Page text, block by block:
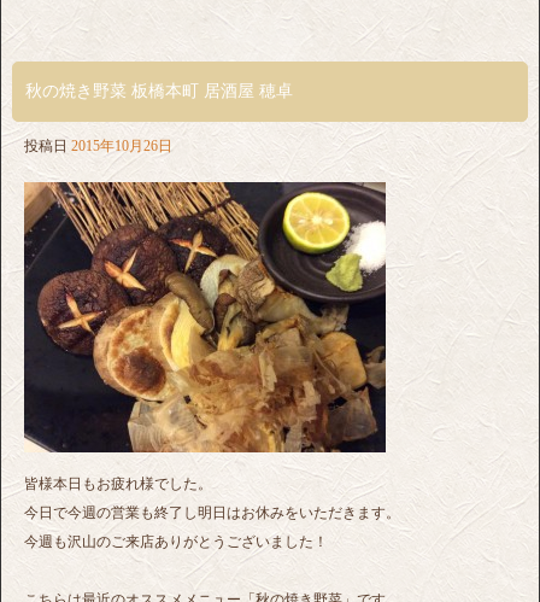
秋の焼き野菜 板橋本町 居酒屋 穂卓
投稿日 2015年10月26日
皆様本日もお疲れ様でした。
今日で今週の営業も終了し明日はお休みをいただきます。
今週も沢山のご来店ありがとうございました！